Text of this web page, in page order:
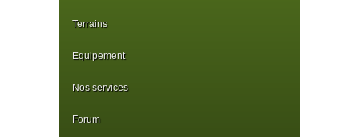
Terrains
Equipement
Nos services
Forum